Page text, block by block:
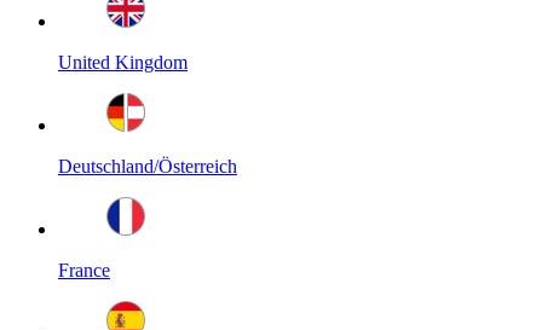
United Kingdom
Deutschland/Österreich
France